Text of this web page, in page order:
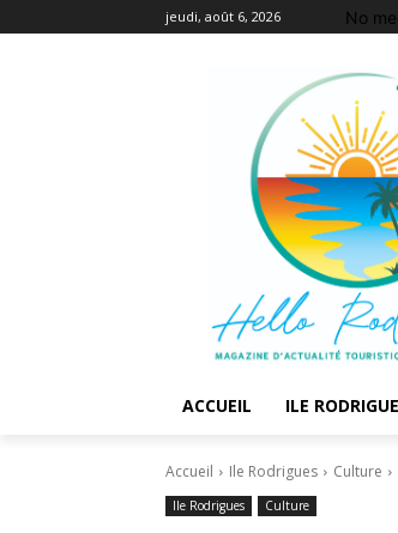
jeudi, août 6, 2026 No
ACCUEIL ILE
Accueil Ile Rodrigues Culture
Ile Rodrigues Culture